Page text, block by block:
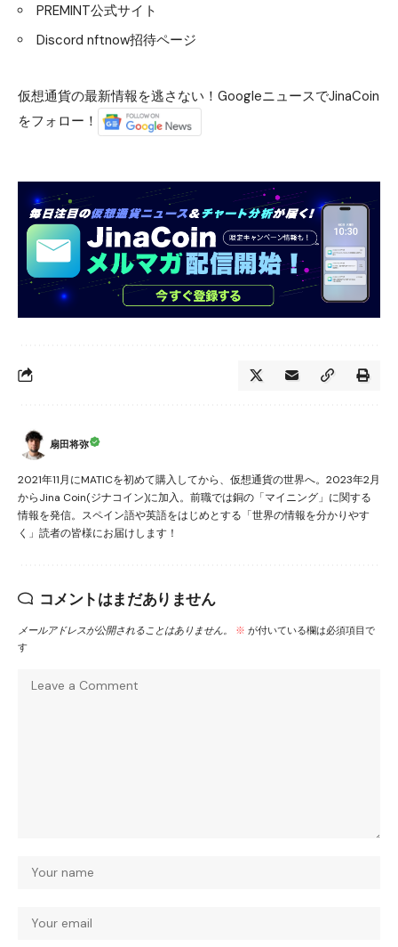
PREMINT公式サイト
Discord nftnow招待ページ
仮想通貨の最新情報を逃さない！GoogleニュースでJinaCoin
をフォロー！
扇田将弥
2021年11月にMATICを初めて購入してから、仮想通貨の世界へ。2023年2月
からJina Coin(ジナコイン)に加入。前職では銅の「マイニング」に関する
情報を発信。スペイン語や英語をはじめとする「世界の情報を分かりやす
く」読者の皆様にお届けします！
コメントはまだありません
メールアドレスが公開されることはありません。 ※ が付いている欄は必須項目で
す